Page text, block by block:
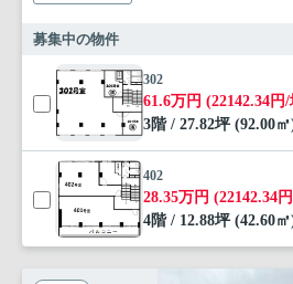
募集中の物件
302
61.6万円 (22142.34円/
3階 / 27.82坪 (92.00㎡
402
28.35万円 (22142.34
4階 / 12.88坪 (42.60㎡